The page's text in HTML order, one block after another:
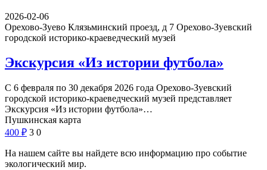
2026-02-06
Орехово-Зуево Клязьминский проезд, д 7 Орехово-Зуевский
городской историко-краеведческий музей
Экскурсия «Из истории футбола»
С 6 февраля по 30 декабря 2026 года Орехово-Зуевский
городской историко-краеведческий музей представляет
Экскурсия «Из истории футбола»…
Пушкинская карта
400 ₽ 3 0
На нашем сайте вы найдете всю информацию про событие
экологический мир.